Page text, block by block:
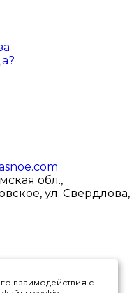
обл.,
ул. Свердлова,
изделий от
взаимодействия с